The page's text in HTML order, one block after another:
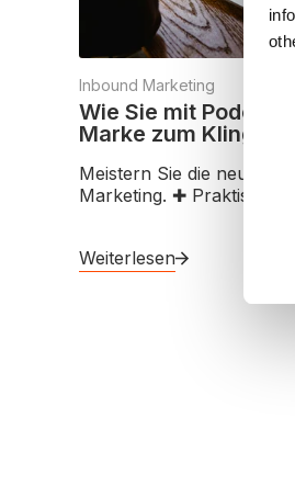
o
n
e
e
Inbound Marketing
Wie Sie mit Podcast
Marke zum Klingen
Meistern Sie die neuesten
Marketing. ✚ Praktische
Weiterlesen